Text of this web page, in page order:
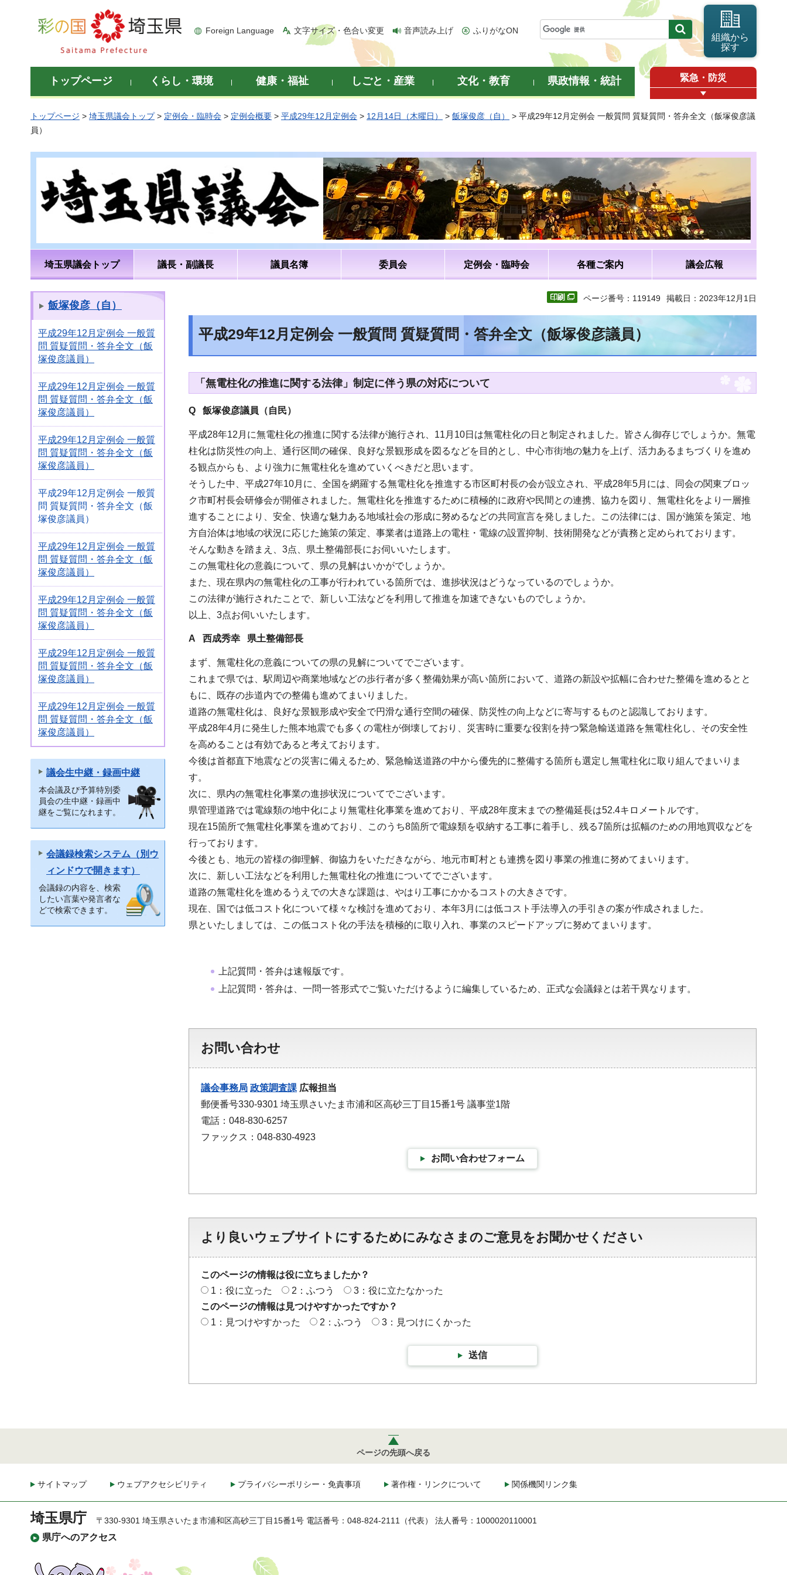
彩の国 埼玉県
Foreign Language 文字サイズ・色合い変更 音声読み上げ ふりがなON
組織から
探す
トップページ くらし・環境 健康・福祉 しごと・産業 文化・教育 県政情報・統計 緊急・防災
トップページ > 埼玉県議会トップ> 定例会・臨時会 > 定例会概要 > 平成29年12月定例会 > 12月14日（木曜日） > 飯塚俊彦（自）
> 平成29年12月定例会 一般質問 質疑質問・答弁全文（飯塚俊彦議
員）
埼玉県議会トップ 議長・副議長 議員名簿 委員会 定例会・臨時会 各種ご案内 議会広報
飯塚俊彦（自）
平成29年12月定例会 一般質
問 質疑質問・答弁全文（飯
塚俊彦議員）
平成29年12月定例会 一般質
問 質疑質問・答弁全文（飯
塚俊彦議員）
平成29年12月定例会 一般質
問 質疑質問・答弁全文（飯
塚俊彦議員）
平成29年12月定例会 一般質
問 質疑質問・答弁全文（飯
塚俊彦議員）
平成29年12月定例会 一般質
問 質疑質問・答弁全文（飯
塚俊彦議員）
平成29年12月定例会 一般質
問 質疑質問・答弁全文（飯
塚俊彦議員）
平成29年12月定例会 一般質
問 質疑質問・答弁全文（飯
塚俊彦議員）
平成29年12月定例会 一般質
問 質疑質問・答弁全文（飯
塚俊彦議員）
議会生中継・録画中継
本会議及び予算特別委
員会の生中継・録画中
継をご覧になれます。
会議録検索システム（別ウ
ィンドウで開きます）
会議録の内容を、検索
したい言葉や発言者な
どで検索できます。
ページ番号：119149 掲載日：2023年12月1日
平成29年12月定例会 一般質問 質疑質問・答弁全文（飯塚俊彦議員）
「無電柱化の推進に関する法律」制定に伴う県の対応について
Q 飯塚俊彦議員（自民）
平成28年12月に無電柱化の推進に関する法律が施行され、11月10日は無電柱化の日と制定されました。皆さん御存じでしょうか。無電
柱化は防災性の向上、通行区間の確保、良好な景観形成を図るなどを目的とし、中心市街地の魅力を上げ、活力あるまちづくりを進め
る観点からも、より強力に無電柱化を進めていくべきだと思います。
そうした中、平成27年10月に、全国を網羅する無電柱化を推進する市区町村長の会が設立され、平成28年5月には、同会の関東ブロッ
ク市町村長会研修会が開催されました。無電柱化を推進するために積極的に政府や民間との連携、協力を図り、無電柱化をより一層推
進することにより、安全、快適な魅力ある地域社会の形成に努めるなどの共同宣言を発しました。この法律には、国が施策を策定、地
方自治体は地域の状況に応じた施策の策定、事業者は道路上の電柱・電線の設置抑制、技術開発などが責務と定められております。
そんな動きを踏まえ、3点、県土整備部長にお伺いいたします。
この無電柱化の意義について、県の見解はいかがでしょうか。
また、現在県内の無電柱化の工事が行われている箇所では、進捗状況はどうなっているのでしょうか。
この法律が施行されたことで、新しい工法などを利用して推進を加速できないものでしょうか。
以上、3点お伺いいたします。
A 西成秀幸 県土整備部長
まず、無電柱化の意義についての県の見解についてでございます。
これまで県では、駅周辺や商業地域などの歩行者が多く整備効果が高い箇所において、道路の新設や拡幅に合わせた整備を進めるとと
もに、既存の歩道内での整備も進めてまいりました。
道路の無電柱化は、良好な景観形成や安全で円滑な通行空間の確保、防災性の向上などに寄与するものと認識しております。
平成28年4月に発生した熊本地震でも多くの電柱が倒壊しており、災害時に重要な役割を持つ緊急輸送道路を無電柱化し、その安全性
を高めることは有効であると考えております。
今後は首都直下地震などの災害に備えるため、緊急輸送道路の中から優先的に整備する箇所も選定し無電柱化に取り組んでまいりま
す。
次に、県内の無電柱化事業の進捗状況についてでございます。
県管理道路では電線類の地中化により無電柱化事業を進めており、平成28年度末までの整備延長は52.4キロメートルです。
現在15箇所で無電柱化事業を進めており、このうち8箇所で電線類を収納する工事に着手し、残る7箇所は拡幅のための用地買収などを
行っております。
今後とも、地元の皆様の御理解、御協力をいただきながら、地元市町村とも連携を図り事業の推進に努めてまいります。
次に、新しい工法などを利用した無電柱化の推進についてでございます。
道路の無電柱化を進めるうえでの大きな課題は、やはり工事にかかるコストの大きさです。
現在、国では低コスト化について様々な検討を進めており、本年3月には低コスト手法導入の手引きの案が作成されました。
県といたしましては、この低コスト化の手法を積極的に取り入れ、事業のスピードアップに努めてまいります。
上記質問・答弁は速報版です。
上記質問・答弁は、一問一答形式でご覧いただけるように編集しているため、正式な会議録とは若干異なります。
お問い合わせ
議会事務局 政策調査課 広報担当
郵便番号330-9301 埼玉県さいたま市浦和区高砂三丁目15番1号 議事堂1階
電話：048-830-6257
ファックス：048-830-4923
お問い合わせフォーム
より良いウェブサイトにするためにみなさまのご意見をお聞かせください
このページの情報は役に立ちましたか？
1：役に立った
2：ふつう
3：役に立たなかった
このページの情報は見つけやすかったですか？
1：見つけやすかった
2：ふつう 3：見つけにくかった
送信
ページの先頭へ戻る
サイトマップ ウェブアクセシビリティ プライバシーポリシー・免責事項 著作権・リンクについて 関係機関リンク集
埼玉県庁
県庁へのアクセス
〒330-9301 埼玉県さいたま市浦和区高砂三丁目15番1号 電話番号：048-824-2111（代表） 法人番号：1000020110001